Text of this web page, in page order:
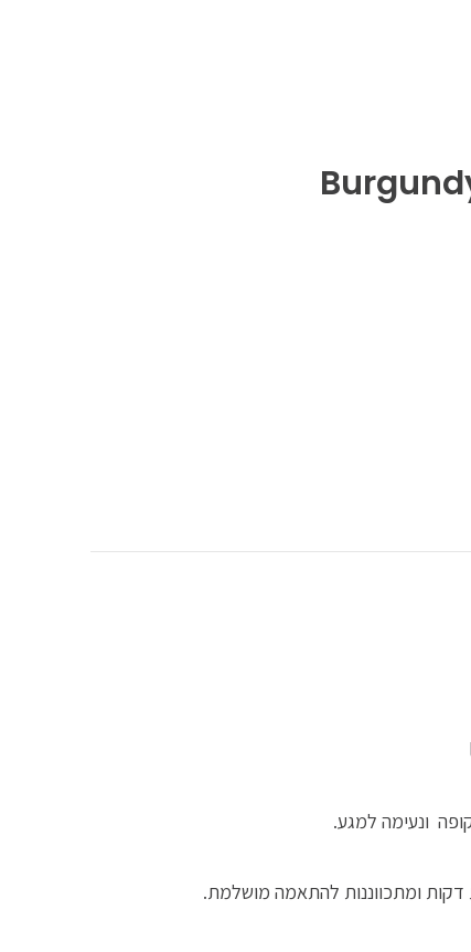
ונעימה למגע.
דקות ומתכווננות להתאמה מושלמת.